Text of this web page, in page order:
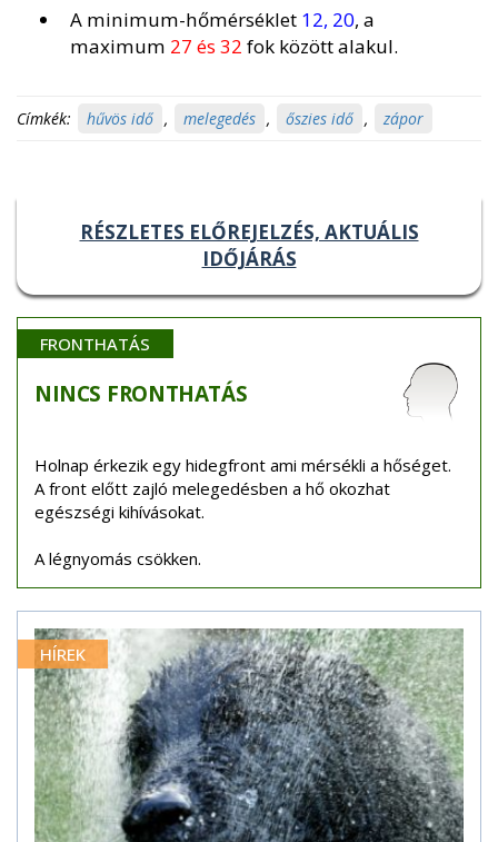
A minimum-hőmérséklet 12, 20, a
maximum 27 és 32 fok között alakul.
Címkék: hűvös idő , melegedés , őszies idő , zápor
RÉSZLETES ELŐREJELZÉS, AKTUÁLIS
IDŐJÁRÁS
FRONTHATÁS
NINCS FRONTHATÁS
Holnap érkezik egy hidegfront ami mérsékli a hőséget.
A front előtt zajló melegedésben a hő okozhat
egészségi kihívásokat.
A légnyomás csökken.
HÍREK